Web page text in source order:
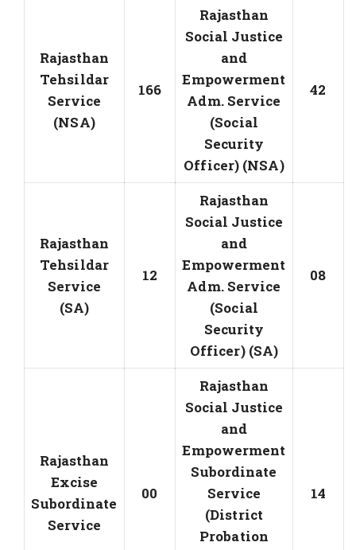
Rajasthan
Tehsildar
Service
(NSA)
166
Rajasthan
Social Justice
and
Empowerment
Adm. Service
(Social
Security
Officer) (NSA)
42
Rajasthan
Tehsildar
Service
(SA)
12
Rajasthan
Social Justice
and
Empowerment
Adm. Service
(Social
Security
Officer) (SA)
08
Rajasthan
Excise
Subordinate
Service
00
Rajasthan
Social Justice
and
Empowerment
Subordinate
Service
(District
Probation
14